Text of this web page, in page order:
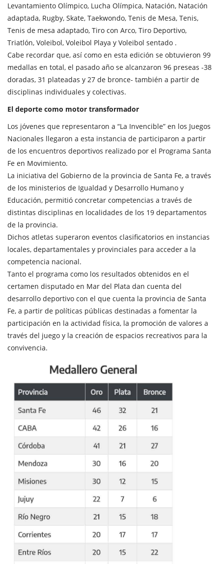
Levantamiento Olímpico, Lucha Olímpica, Natación, Natación
adaptada, Rugby, Skate, Taekwondo, Tenis de Mesa, Tenis,
Tenis de mesa adaptado, Tiro con Arco, Tiro Deportivo,
Triatlón, Voleibol, Voleibol Playa y Voleibol sentado .
Cabe recordar que, así como en esta edición se obtuvieron 99
medallas en total, el pasado año se alcanzaron 96 preseas -38
doradas, 31 plateadas y 27 de bronce- también a partir de
disciplinas individuales y colectivas.
El deporte como motor transformador
Los jóvenes que representaron a “La Invencible” en los Juegos
Nacionales llegaron a esta instancia de participaron a partir
de los encuentros deportivos realizado por el Programa Santa
Fe en Movimiento.
La iniciativa del Gobierno de la provincia de Santa Fe, a través
de los ministerios de Igualdad y Desarrollo Humano y
Educación, permitió concretar competencias a través de
distintas disciplinas en localidades de los 19 departamentos
de la provincia.
Dichos atletas superaron eventos clasificatorios en instancias
locales, departamentales y provinciales para acceder a la
competencia nacional.
Tanto el programa como los resultados obtenidos en el
certamen disputado en Mar del Plata dan cuenta del
desarrollo deportivo con el que cuenta la provincia de Santa
Fe, a partir de políticas públicas destinadas a fomentar la
participación en la actividad física, la promoción de valores a
través del juego y la creación de espacios recreativos para la
convivencia.